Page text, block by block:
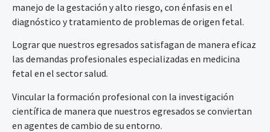
manejo de la gestación y alto riesgo, con énfasis en el
diagnóstico y tratamiento de problemas de origen fetal.
Lograr que nuestros egresados satisfagan de manera eficaz
las demandas profesionales especializadas en medicina
fetal en el sector salud.
Vincular la formación profesional con la investigación
científica de manera que nuestros egresados se conviertan
en agentes de cambio de su entorno.